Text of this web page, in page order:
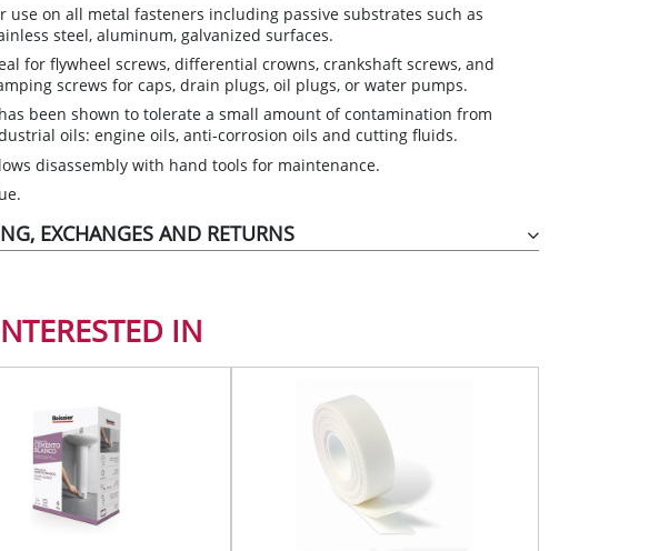
PISCINAS
MÁGICAS
MADERA
SEÑALIZACIÓN
use on all metal fasteners including passive substrates such as
steel, aluminum, galvanized surfaces.
for flywheel screws, differential crowns, crankshaft screws, and
screws for caps, drain plugs, oil plugs, or water pumps.
been shown to tolerate a small amount of contamination from
oils: engine oils, anti-corrosion oils and cutting fluids.
disassembly with hand tools for maintenance.
EXCHANGES AND RETURNS
IN